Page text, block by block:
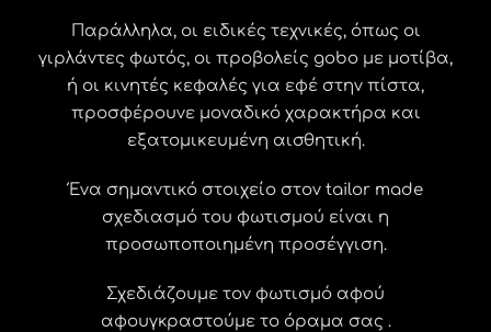
Παράλληλα, οι ειδικές τεχνικές, όπως οι
γιρλάντες φωτός, οι προβολείς gobo με μοτίβα,
ή οι κινητές κεφαλές για εφέ στην πίστα,
προσφέρουνε μοναδικό χαρακτήρα και
εξατομικευμένη αισθητική.
Ένα σημαντικό στοιχείο στον tailor made
σχεδιασμό του φωτισμού είναι η
προσωποποιημένη προσέγγιση.
Σχεδιάζουμε τον φωτισμό αφού
αφουγκραστούμε το όραμα σας .